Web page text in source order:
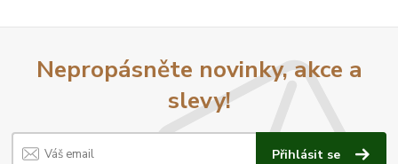
Nepropásněte novinky, akce a
slevy!
Přihlásit se